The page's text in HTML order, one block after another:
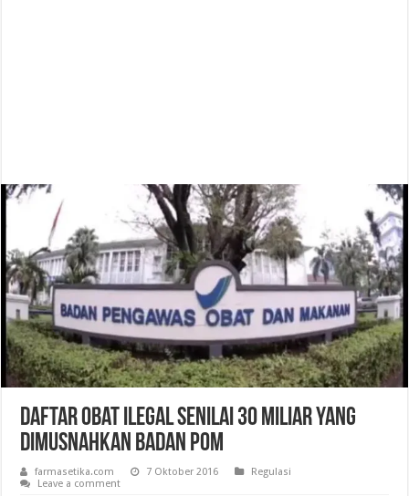
Daftar Obat Ilegal Senilai 30 Miliar yang
Dimusnahkan Badan POM
farmasetika.com 7 Oktober 2016
Regulasi
Leave a comment